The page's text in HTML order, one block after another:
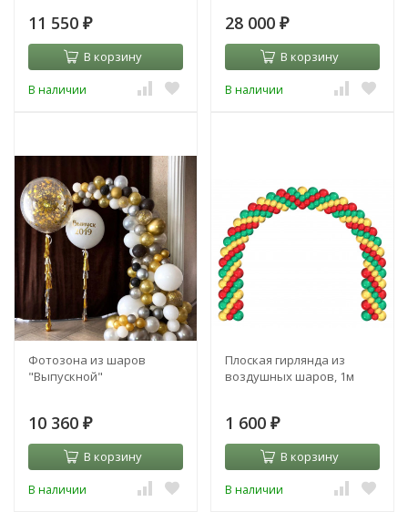
11 550 ₽
В корзину
В наличии
28 000 ₽
В корзину
В наличии
Фотозона из шаров
"Выпускной"
10 360 ₽
В корзину
В наличии
Плоская гирлянда из
воздушных шаров, 1м
1 600 ₽
В корзину
В наличии